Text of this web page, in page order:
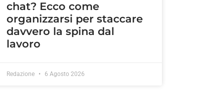
chat? Ecco come
organizzarsi per staccare
davvero la spina dal
lavoro
Redazione 6 Agosto 2026